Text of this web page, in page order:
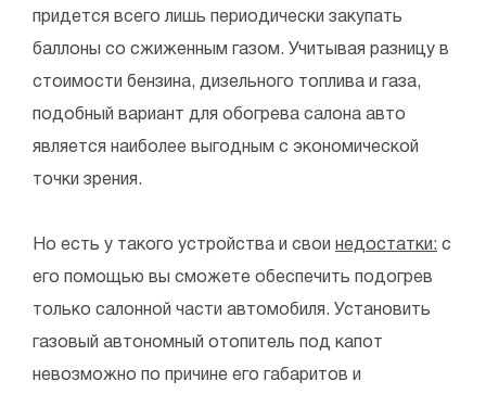
придется всего лишь периодически закупать
баллоны со сжиженным газом. Учитывая разницу в
стоимости бензина, дизельного топлива и газа,
подобный вариант для обогрева салона авто
является наиболее выгодным с экономической
точки зрения.
Но есть у такого устройства и свои недостатки: с
его помощью вы сможете обеспечить подогрев
только салонной части автомобиля. Установить
газовый автономный отопитель под капот
невозможно по причине его габаритов и